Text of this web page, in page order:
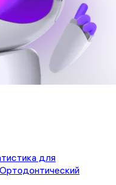
для
Ортодонтический